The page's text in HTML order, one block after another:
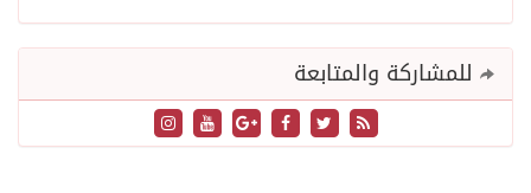
للمشاركة والمتابعة